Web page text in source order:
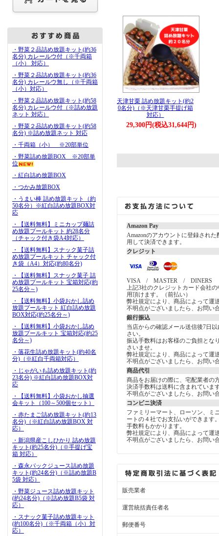
・野菜２品詰め放題キット(約36
名分) カレールウ付（※千両箱
（小） 対応）
・野菜２品詰め放題キット(約36
名分) カレールウ無し（※千両箱
（小）対応）
・野菜２品詰め放題キット(約58
名分) カレールウ付（※詰め放題
ネット 対応）
・野菜２品詰め放題キット(約58
名分) ※詰め放題ネット 対応
・千両箱（小） ※20部単位
・野菜詰め放題BOX ※20部単
位
・紅白詰め放題BOX
・つかみ放題BOX
・うまい棒 詰め放題キット（約
50名分）※紅白詰め放題BOX対
応
・【送料無料】ミニカップ麺詰
め放題プールキット 約28名分
（チャック付き袋A4対応）
・【送料無料】スナック菓子詰
め放題プールキット チャック付
き袋（A4）対応(約80名分)
・【送料無料】スナック菓子 詰
め放題プールキット 宝箱対応(約
25名分～)
・【送料無料】小袋おかし詰め
放題プールキット 紅白詰め放題
BOX対応(約25名分～)
・【送料無料】小袋おかし詰め
放題プールキット 宝箱対応(約25
名分～)
・落花生詰め放題キット(約40名
分)（※紅白千両箱対応）
・じゃがいも詰め放題キット(約
23名分) ※紅白詰め放題BOX対
応
・【送料無料】小袋おかし抽選
会キット（100～500個セット）
・赤たまご詰め放題キット(約13
名分)（※紅白詰め放題BOX 対
応）
・新潟県産こしひかり 詰め放題
キット(約25名分)（※手提げ宝
箱 対応）
・森永パックジュース詰め放題
キット(約24名分)（※詰め放題B
5袋 対応）
・野菜ジュース詰め放題キット
(約24名分)（※詰め放題B5袋 対
応）
・スナック菓子詰め放題キット
(約100名分)（※千両箱（小）対
応）
天津甘栗 詰め放題キット(約2
0名分)（※天津甘栗手提げ箱
対応）
29,300円(税込31,644円)
Amazon Pay
Amazonのアカウントに登録され
用して決済できます。
クレジット
VISA / MASTER / DINERS
上記3社のクレジットカード会社
用頂けます。（前払い）
弊社規定により、商品によって運
不明点がございましたら、お問い
銀行振込
当店からの確認メール送信後7日
さい。
振込手数料はお客様のご負担とな
さいませ。
弊社規定により、商品によって運
不明点がございましたら、お問い
商品代引
商品をお届けの際に、宅配業者の
決済手数料は送料に含まれていま
不明点がございましたら、お問い
コンビニ決済
ファミリーマート、ローソン、ミ
ートの４社でお支払いができます
手数料もかかります。
弊社規定により、商品によって運
不明点がございましたら、お問い
販売業者
運営統括責任者名
郵便番号